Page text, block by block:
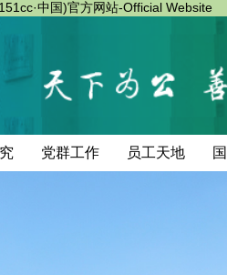
中国)官方网站-Official Website
党群工作 员工天地